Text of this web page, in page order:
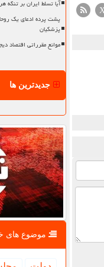
X
آیا تسلط ایران بر تنگه
پزشکیان
موانع مقرراتی اقتصاد
جدیدترین ها
موضوع های